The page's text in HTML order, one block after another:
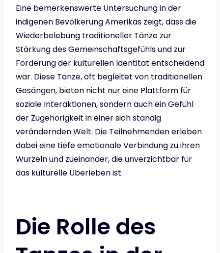
Eine bemerkenswerte Untersuchung in der
indigenen Bevölkerung Amerikas zeigt, dass die
Wiederbelebung traditioneller Tänze zur
Stärkung des Gemeinschaftsgefühls und zur
Förderung der kulturellen Identität entscheidend
war. Diese Tänze, oft begleitet von traditionellen
Gesängen, bieten nicht nur eine Plattform für
soziale Interaktionen, sondern auch ein Gefühl
der Zugehörigkeit in einer sich ständig
verändernden Welt. Die Teilnehmenden erleben
dabei eine tiefe emotionale Verbindung zu ihren
Wurzeln und zueinander, die unverzichtbar für
das kulturelle Überleben ist.
Die Rolle des